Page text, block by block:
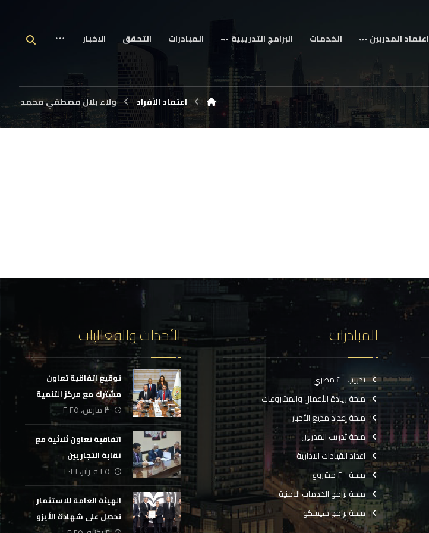
اعتماد المدربين الخدمات البرامج التدريبية المبادرات التحقق الاخبار
اعتماد الأفراد ولاء بلال مصطفي محمد
المبادرات
تدريب ٤٠٠٠ مصري
منحة ريادة الأعمال والمشروعات
منحة إعداد مذيع الأخبار
منحة تدريب المدربين
اعداد القيادات الادارية
منحة ٢٠٠٠ مشروع
منحة برامج الخدمات الامنية
منحة برامج سيسكو
الأحداث والفعاليات
توقيع اتفاقية تعاون
مشترك مع مركز التنمية
المحلية بسقارة
٣ مارس، ٢٠٢٥
اتفاقية تعاون ثلاثية مع
نقابة التجاريين
٢٥ فبراير، ٢٠٢١
الهيئة العامة للاستثمار
تحصل على شهادة الأيزو